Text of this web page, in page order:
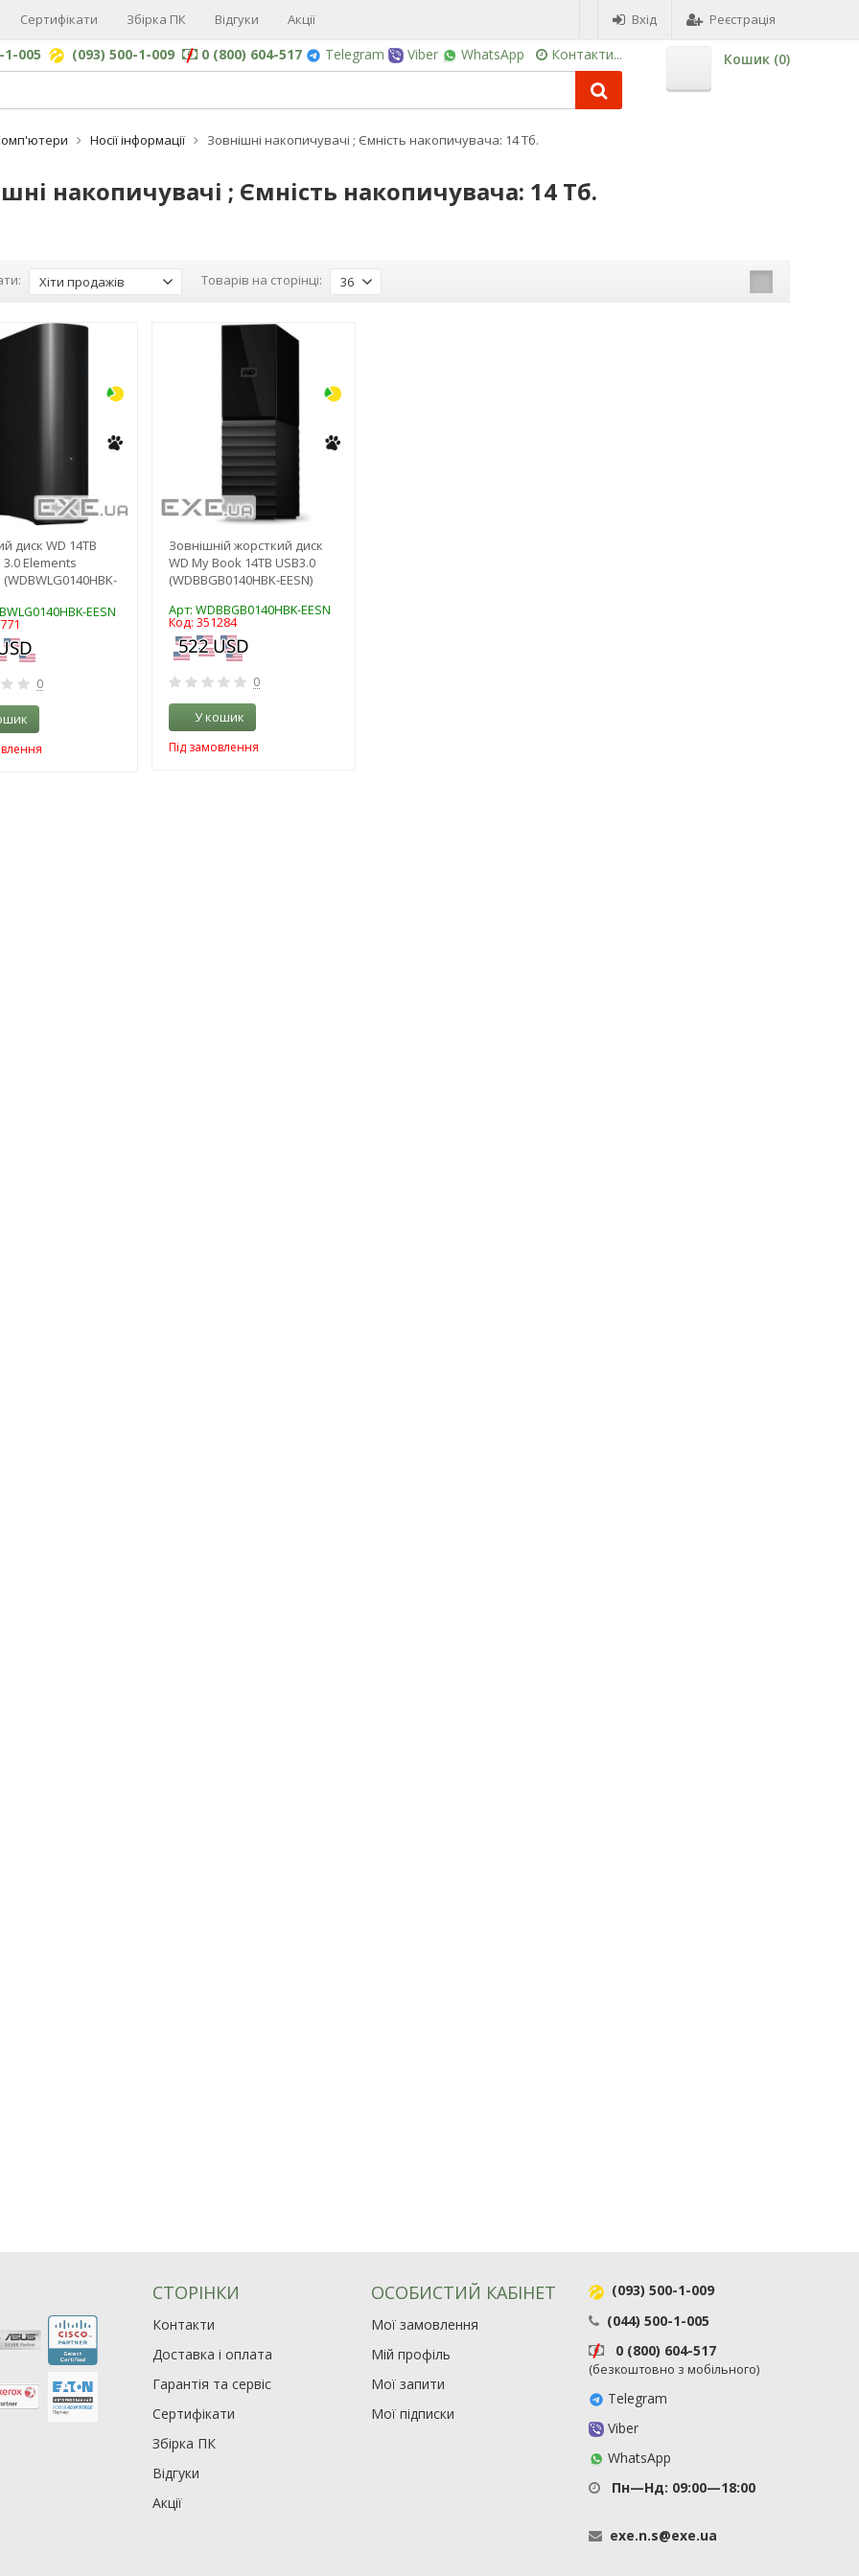
Сертифікати Збірка ПК Відгуки Акції Вхід Реєстрація
1-005 (093) 500-1-009 0 (800) 604-517 Telegram Viber WhatsApp Контакти... Кошик (0)
Носії інформації Зовнішні накопичувачі ; Ємність накопичувача: 14 Тб.
накопичувачі ; Ємність накопичувача: 14 Тб.
Хіти продажів Товарів на сторінці: 36
диск WD 14TB
3.0 Elements
EESN
0
Зовнішній жорсткий диск
WD My Book 14TB USB3.0
(WDBBGB0140HBK-EESN)
Арт: WDBBGB0140HBK-EESN
Код: 351284
0
У кошик
Під замовлення
СТОРІНКИ
Контакти
Доставка і оплата
Гарантія та сервіс
Сертифікати
Збірка ПК
Відгуки
Акції
ОСОБИСТИЙ КАБІНЕТ
Мої замовлення
Мій профіль
Мої запити
Мої підписки
(093) 500-1-009
(044) 500-1-005
0 (800) 604-517
(безкоштовно з мобільного)
Telegram
Viber
WhatsApp
Пн—Нд: 09:00—18:00
exe.n.s@exe.ua